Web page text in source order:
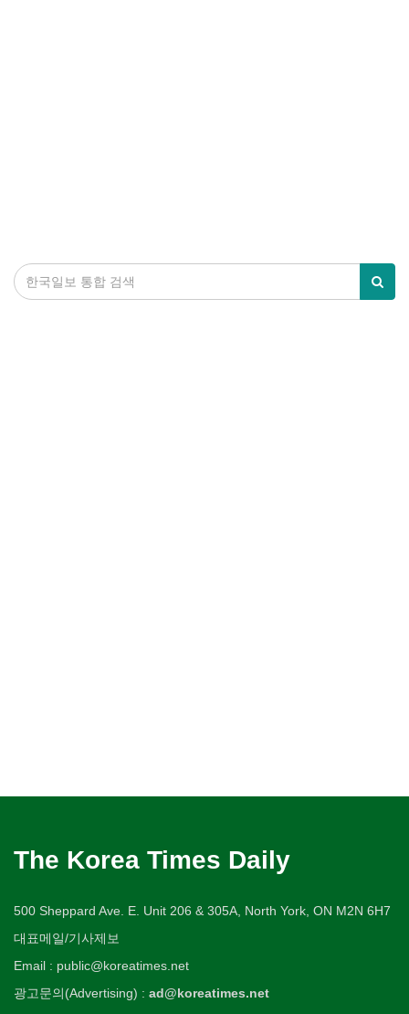
The Korea Times Daily
500 Sheppard Ave. E. Unit 206 & 305A, North York, ON M2N 6H7
대표메일/기사제보
Email : public@koreatimes.net
광고문의(Advertising) : ad@koreatimes.net